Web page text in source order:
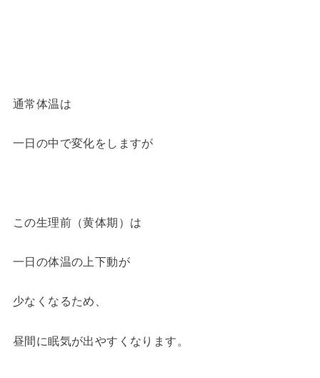
通常体温は
一日の中で変化をしますが
この生理前（黄体期）は
一日の体温の上下動が
少なくなるため、
昼間に眠気が出やすくなります。